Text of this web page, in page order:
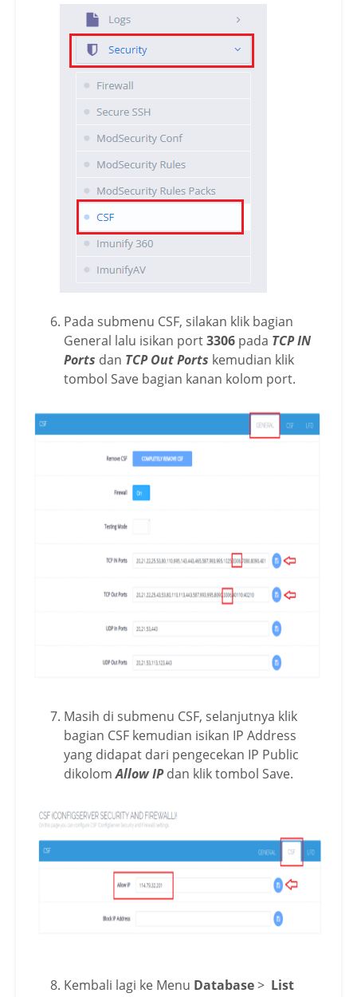
Pada submenu CSF, silakan klik bagian
General lalu isikan port3306 pada TCP IN
Ports dan TCP Out Ports kemudian klik
tombol Save bagian kanan kolom port.
Masih di submenu CSF, selanjutnya klik
bagian CSF kemudian isikan IP Address
yang didapat dari pengecekan IP Public
dikolomAllow IPdan klik tombol Save.
Kembali lagi ke Menu Database> List